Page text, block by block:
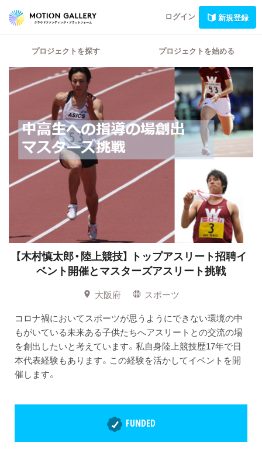
ログイン 新規登録
プロジェクトを探す プロジェクトを始める
【木村慎太郎・陸上競技】 トップアスリート招聘イ
ベント開催とマスターズアスリート挑戦
大阪府
スポーツ
コロナ禍においてスポーツが思うようにできない環境の中
もがいている未来ある子供たちへアスリートとの交流の場
を創出したいと考えています。私自身陸上競技歴17年で日
本代表経験もあります。この経験を活かしてイベントを開
催します。
FUNDED